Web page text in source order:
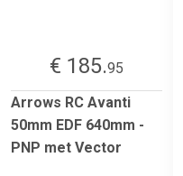
€ 185.95
Arrows RC Avanti
50mm EDF 640mm -
PNP met Vector